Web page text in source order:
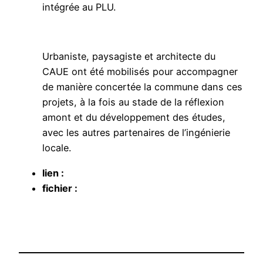
intégrée au PLU.
Urbaniste, paysagiste et architecte du
CAUE ont été mobilisés pour accompagner
de manière concertée la commune dans ces
projets, à la fois au stade de la réflexion
amont et du développement des études,
avec les autres partenaires de l’ingénierie
locale.
lien :
fichier :